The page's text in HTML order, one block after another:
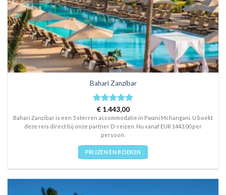
Bahari Zanzibar
Rated5
out of 5
€1.443,00
Bahari Zanzibar is een 5 sterren accommodatie in Pwani Mchangani. U boekt
deze reis direct bij onze partner D-reizen. Nu vanaf EUR 1443.00 per
persoon.
PRIJZEN EN BOEKEN